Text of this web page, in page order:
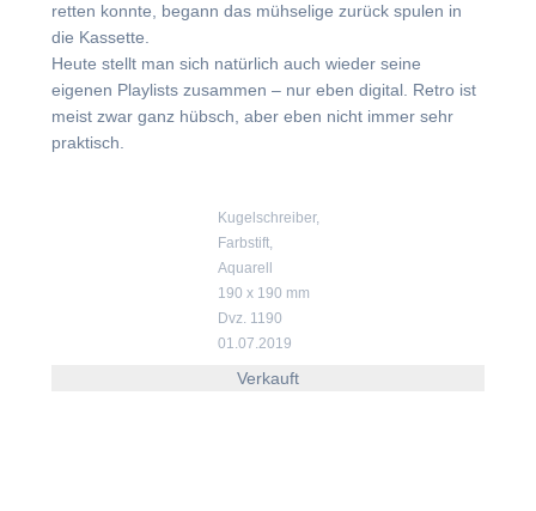
retten konnte, begann das mühselige zurück spulen in
die Kassette.
Heute stellt man sich natürlich auch wieder seine
eigenen Playlists zusammen – nur eben digital. Retro ist
meist zwar ganz hübsch, aber eben nicht immer sehr
praktisch.
Kugelschreiber,
Farbstift,
Aquarell
190 x 190 mm
Dvz. 1190
01.07.2019
Verkauft